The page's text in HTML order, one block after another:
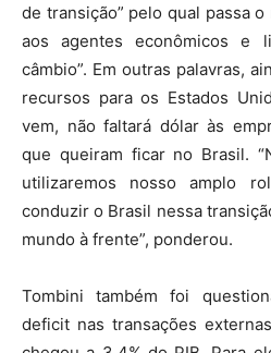
de transição” pelo qual passa
aos agentes econômicos e
câmbio”. Em outras palavras,
recursos para os Estados
vem, não faltará dólar às
que queiram ficar no Brasil.
utilizaremos nosso amplo
conduzir o Brasil nessa
mundo à frente”, ponderou.
Tombini também foi
deficit nas transações